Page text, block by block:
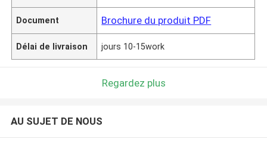
Document Brochure du produit PDF
Délai de livraison jours 10-15work
Regardez plus
AU SUJET DE NOUS